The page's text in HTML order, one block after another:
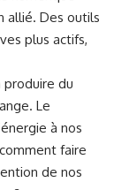
allié. Des outils
plus actifs,
produire du
Le
à nos
faire
de nos